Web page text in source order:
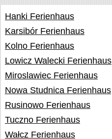
Hanki Ferienhaus
Karsibór Ferienhaus
Kolno Ferienhaus
Lowicz Walecki Ferienhaus
Miroslawiec Ferienhaus
Nowa Studnica Ferienhaus
Rusinowo Ferienhaus
Tuczno Ferienhaus
Wałcz Ferienhaus